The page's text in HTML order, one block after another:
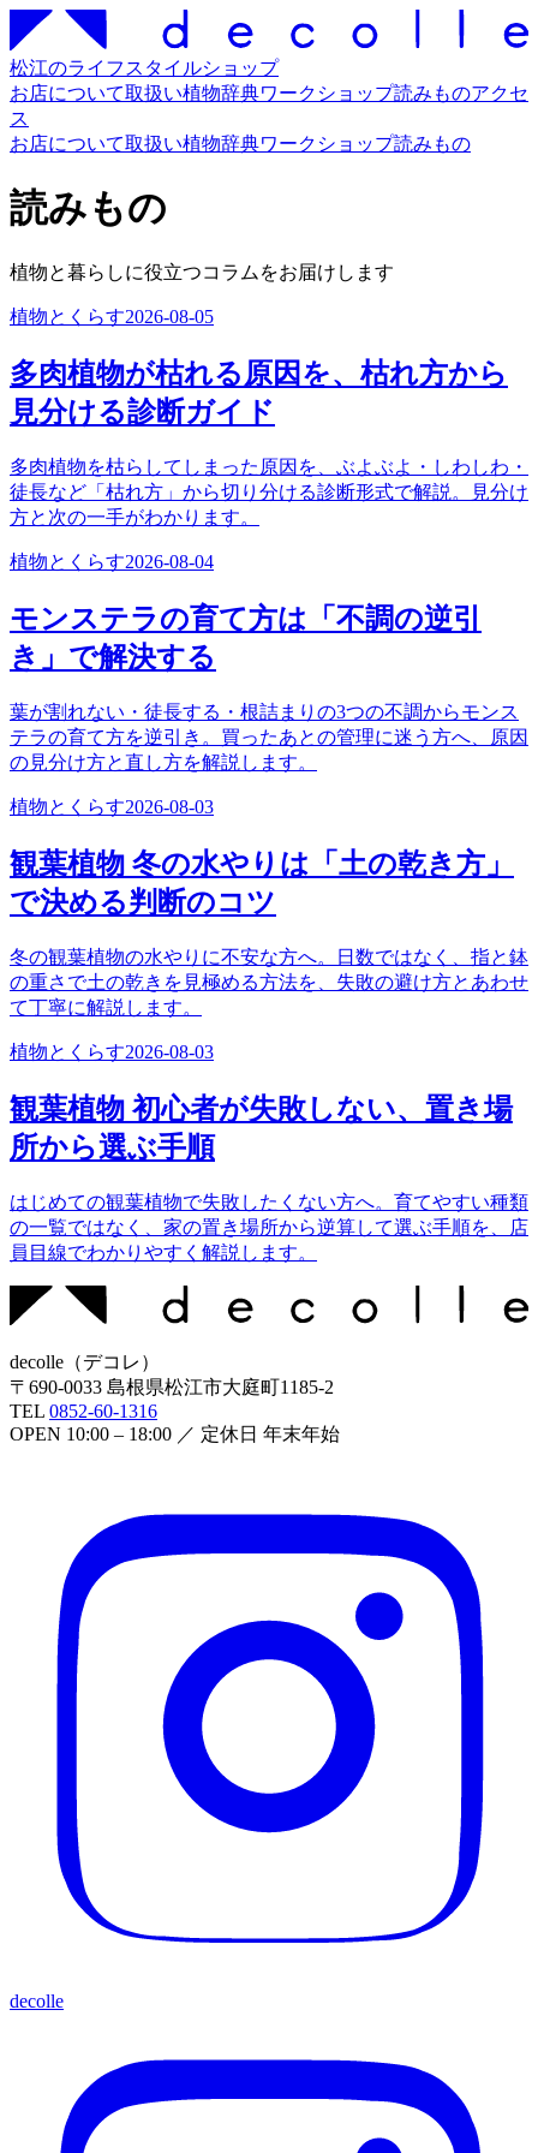
松江のライフスタイルショップ
お店について取扱い植物辞典ワークショップ読みものアクセ
ス
お店について取扱い植物辞典ワークショップ読みもの
読みもの
植物と暮らしに役立つコラムをお届けします
植物とくらす2026-08-05
多肉植物が枯れる原因を、枯れ方から
見分ける診断ガイド
多肉植物を枯らしてしまった原因を、ぶよぶよ・しわしわ・
徒長など「枯れ方」から切り分ける診断形式で解説。見分け
方と次の一手がわかります。
植物とくらす2026-08-04
モンステラの育て方は「不調の逆引
き」で解決する
葉が割れない・徒長する・根詰まりの3つの不調からモンス
テラの育て方を逆引き。買ったあとの管理に迷う方へ、原因
の見分け方と直し方を解説します。
植物とくらす2026-08-03
観葉植物 冬の水やりは「土の乾き方」
で決める判断のコツ
冬の観葉植物の水やりに不安な方へ。日数ではなく、指と鉢
の重さで土の乾きを見極める方法を、失敗の避け方とあわせ
て丁寧に解説します。
植物とくらす2026-08-03
観葉植物 初心者が失敗しない、置き場
所から選ぶ手順
はじめての観葉植物で失敗したくない方へ。育てやすい種類
の一覧ではなく、家の置き場所から逆算して選ぶ手順を、店
員目線でわかりやすく解説します。
decolle （デコレ ）
〒 690-0033 島根県松江市大庭町1185-2
TEL 0852-60-1316
OPEN 10:00 – 18:00 ／ 定休日 年末年始
decolle